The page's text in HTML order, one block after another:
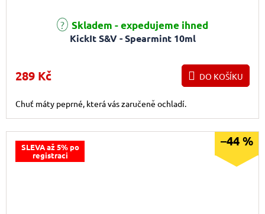
KickIt S&V - Spearmint 10ml
Skladem - expedujeme ihned
289 Kč DO KOŠÍKU
Chuť máty peprné, která vás zaručeně ochladí.
SLEVA až 5% po
registraci
–44 %